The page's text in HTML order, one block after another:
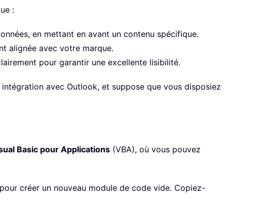
:
en mettant en avant un contenu spécifique.
alignée avec votre marque.
pour garantir une excellente lisibilité.
intégration avec Outlook, et suppose que vous disposiez
Basic pour Applications (VBA), où vous pouvez
pour créer un nouveau module de code vide. Copiez-